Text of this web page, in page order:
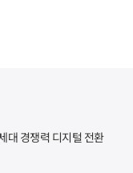
대 경쟁력 디지털 전환